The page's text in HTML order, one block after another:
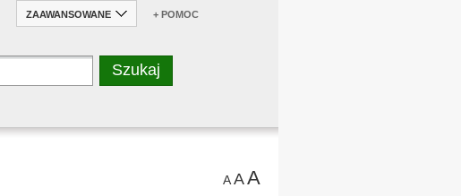
ZAAWANSOWANE + POMOC
AAA